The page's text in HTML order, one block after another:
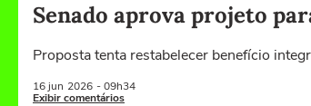
Senado aprova projeto
Proposta tenta restabelecer benefício
16 jun 2026 - 09h34
Exibir comentários